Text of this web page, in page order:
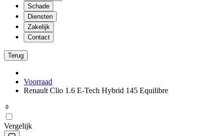
Schade
Diensten
Zakelijk
Contact
Terug
Voorraad
Renault Clio 1.6 E-Tech Hybrid 145 Equilibre
Vergelijk